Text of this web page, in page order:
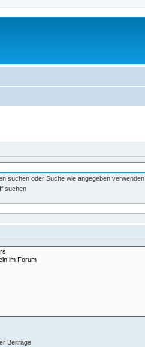
suchen oder Suche wie angegeben verwenden
suchen
Beiträge